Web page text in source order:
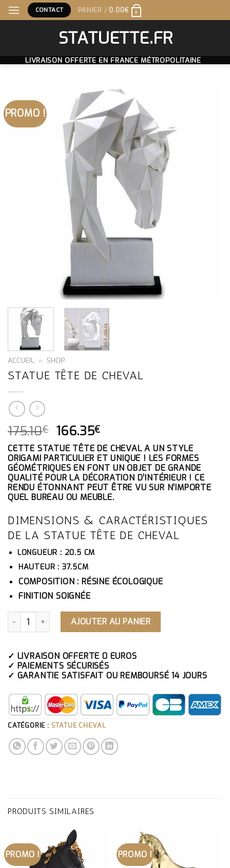
Skip
to
CONTACT PANIER / 0.00€ 0
STATUETTE.FR
LIVRAISON OFFERTE EN FRANCE MÉTROPOLITAINE
PROMO !
ACCUEIL » SHOP
STATUE TÊTE DE CHEVAL
175.10€ LE
PRIX
INITIAL
ÉTAIT :
175.10€.
166.35€
PRIX
ACTUEL
EST :
166.35€.
CETTE STATUE TÊTE DE CHEVAL A UN STYLE
ORIGAMI PARTICULIER ET UNIQUE ! LES FORMES
GÉOMÉTRIQUES EN FONT UN OBJET DE GRANDE
QUALITÉ POUR LA DÉCORATION D’INTÉRIEUR ! CE
RENDU ÉTONNANT PEUT ÊTRE VU SUR N’IMPORTE
QUEL BUREAU OU MEUBLE.
DIMENSIONS & CARACTÉRISTIQUES
DE LA STATUE TÊTE DE CHEVAL
LONGUEUR : 20.5 CM
HAUTEUR : 37.5CM
COMPOSITION : RÉSINE ÉCOLOGIQUE
FINITION SOIGNÉE
QUANTITÉ DE STATUE TÊTE DE CHEVAL
AJOUTER AU PANIER
✓ LIVRAISON OFFERTE 0 EUROS
✓ PAIEMENTS SÉCURISÉS
✓ GARANTIE SATISFAIT OU REMBOURSÉ 14 JOURS
CATÉGORIE : STATUE CHEVAL
PRODUITS SIMILAIRES
PROMO ! PROMO !